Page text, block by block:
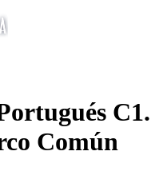
C1.
Común